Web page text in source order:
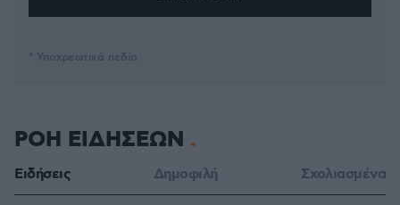
* Υποχρεωτικά πεδία
ΡΟΗ ΕΙΔΗΣΕΩΝ
Ειδήσεις Δημοφιλή Σχολιασμένα